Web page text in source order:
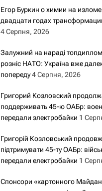
Егор Буркин о химии на
двадцати годах
4 Серпня, 2026
Залужний на нараді
розніс НАТО: Україна вже
попереду 4 Серпня, 2026
Григорий Козловский
поддерживать 45-ю ОАБр:
передали электробайки 1
Григорій Козловський
підтримувати 45-ту ОАБр:
передали електробайки 1
Спонсори «картонного